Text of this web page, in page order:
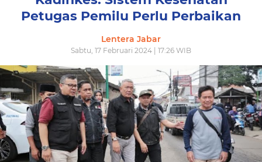
Petugas Pemilu Perlu Perbaikan
Lentera Jabar
Sabtu, 17 Februari 2024 | 17:26 WIB